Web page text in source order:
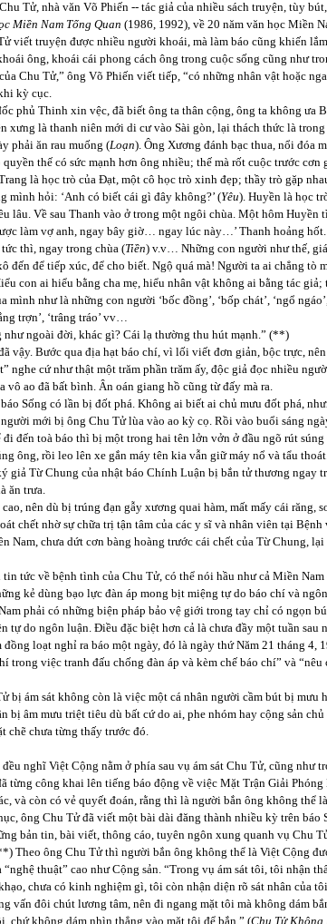
Tử, nhà văn Võ Phiến -- tác giả của nhiều sách truyện, tùy
Miền Nam Tổng Quan (1986, 1992), về 20 năm văn học Miền
viết truyện được nhiều người khoái, mà làm báo cũng khiến
ông, khoái cái phong cách ông trong cuộc sống cũng như
Chu Tử,” ông Võ Phiến viết tiếp, “có những nhân vật hoặc
kỳ cục.
phủ Thinh xin vệc, đã biết ông ta thân cộng, ông ta không ưa
xưng là thanh niên mới di cư vào Sài gòn, lại thách thức là
phải ăn rau muống (Loạn). Ông Xương đánh bạc thua, nổi đóa
thế có sức mạnh hơn ông nhiều; thế mà rốt cuộc trước cơn
là học trò của Đạt, một cô học trò xinh đẹp; thầy trò gặp
mình hỏi: ‘Anh có biết cái gì đây không?’ (Yêu). Huyền là học
lâu. Về sau Thanh vào ở trong một ngôi chùa. Một hôm Huyền
làm vợ anh, ngay bây giờ… ngay lúc này…’ Thanh hoảng
tức thì, ngay trong chùa (Tiền) v.v… Những con người như thế,
đến để tiếp xúc, để cho biết. Ngộ quá mà! Người ta ai chẳng tò
con ai hiểu bằng cha mẹ, hiểu nhân vật không ai bằng tác
mình như là những con người ‘bốc đồng’, ‘bốp chát’, ‘ngổ
trợn’, ‘trâng tráo’ vv…
như ngoài đời, khác gì? Cái lạ thường thu hút mạnh.” (**)
vậy. Bước qua địa hạt báo chí, vì lối viết đơn giản, bộc trực,
nghe cứ như thật một trăm phần trăm ấy, độc giả đọc nhiều
vô ao đã bất bình. Ân oán giang hồ cũng từ đấy mà ra.
Sống có lần bị đốt phá. Không ai biết ai chủ mưu đốt phá,
mới bị ông Chu Tử lùa vào ao kỳ cọ. Rồi vào buổi sáng
đi đến toà báo thì bị một trong hai tên lởn vởn ở đầu ngõ rút
ông, rồi leo lên xe gắn máy tên kia vẫn giữ máy nổ và tẩu
giả Từ Chung của nhật báo Chính Luận bị bắn tử thương ngay
ăn trưa.
nên dù bị trúng đạn gẫy xương quai hàm, mất mấy cái răng,
chết nhờ sự chữa trị tận tâm của các y sĩ và nhân viên tại
Nam, chưa dứt cơn bàng hoàng trước cái chết của Từ Chung,
tức về bệnh tình của Chu Tử, có thể nói hầu như cả Miền
kẻ dùng bạo lực đàn áp mong bịt miệng tự do báo chí và
phải có những biện pháp bảo vệ giới trong tay chỉ có ngọn
tự do ngôn luận. Điều đặc biệt hơn cả là chưa đầy một tuần sau
loạt nghỉ ra báo một ngày, đó là ngày thứ Năm 21 tháng 4,
trong việc tranh đấu chống đàn áp và kèm chế báo chí” và
bị ám sát không còn là việc một cá nhân người cầm bút bị mưu
bị âm mưu triệt tiêu dù bất cứ do ai, phe nhóm hay cộng sản
chẽ chưa từng thấy trước đó.
nghĩ Việt Cộng nằm ở phía sau vụ ám sát Chu Tử, cũng như
từng công khai lên tiếng báo động về việc Mặt Trận Giải
và còn có vẻ quyết đoán, rằng thì là người bắn ông không thể
ông Chu Tử đã viết một bài dài đăng thành nhiều kỳ trên báo
bản tin, bài viết, thông cáo, tuyên ngôn xung quanh vụ Chu
Theo ông Chu Tử thì người bắn ông không thể là Việt Cộng
thuật” cao như Cộng sản. “Trong vụ ám sát tôi, tôi nhận
chưa có kinh nghiệm gì, tôi còn nhận diện rõ sát nhân của
vấn đôi chút lương tâm, nên đi ngang mặt tôi mà không dám
chứ không dám nhìn thẳng vào mặt tôi để bắn.” (Chu Tử Không